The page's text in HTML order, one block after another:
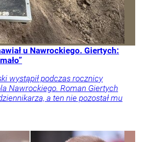
u Nawrockiego. Giertych:
wystąpił podczas rocznicy
Nawrockiego. Roman Giertych
a ten nie pozostał mu